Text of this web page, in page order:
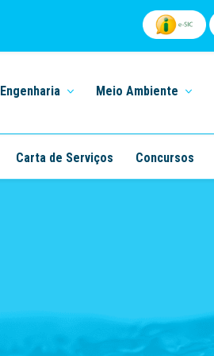
Engenharia Meio Ambiente
Carta de Serviços Concursos